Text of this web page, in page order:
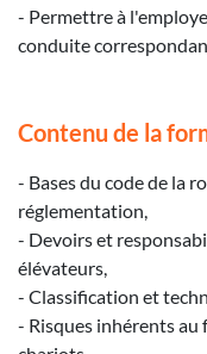
- Permettre à
conduite
Contenu de la
- Bases du code de la
réglementation,
- Devoirs et
élévateurs,
- Classification et
- Risques inhérents